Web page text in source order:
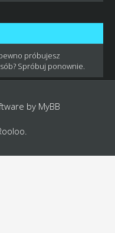
próbujesz
Spróbuj ponownie.
by MyBB
.